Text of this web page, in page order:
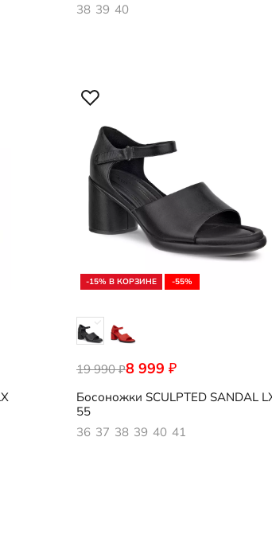
38 39 40
-15% В КОРЗИНЕ -55%
8 999 ₽
19 990₽
222883/01001
Босоножки SCULPTED SANDAL
55
36 37 38 39 40 41